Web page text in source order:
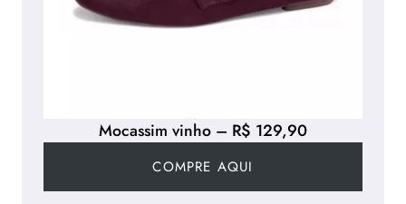
Mocassim vinho – R$ 129,90
COMPRE AQUI